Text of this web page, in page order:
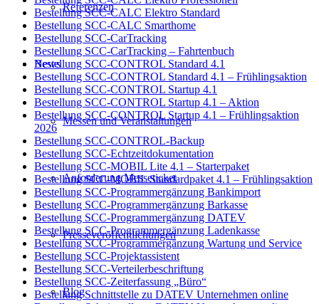
Referenzen
News
Messen und Veranstaltungen
Anforderung Messeticket
Presseveröffentlichungen
Blog
Bestellung SCC-CALC Elektro Standard
Bestellung SCC-CALC Smarthome
Bestellung SCC-CarTracking
Bestellung SCC-CarTracking – Fahrtenbuch
Bestellung SCC-CONTROL Standard 4.1
Bestellung SCC-CONTROL Standard 4.1 – Frühlingsaktion
Bestellung SCC-CONTROL Startup 4.1
Bestellung SCC-CONTROL Startup 4.1 – Aktion
Bestellung SCC-CONTROL Startup 4.1 – Frühlingsaktion
2026
Bestellung SCC-CONTROL-Backup
Bestellung SCC-Echtzeitdokumentation
Bestellung SCC-MOBIL Lite 4.1 – Starterpaket
Bestellung SCC-MOBIL Standardpaket 4.1 – Frühlingsaktion
Bestellung SCC-Programmergänzung Bankimport
Bestellung SCC-Programmergänzung Barkasse
Bestellung SCC-Programmergänzung DATEV
Bestellung SCC-Programmergänzung Ladenkasse
Bestellung SCC-Programmergänzung Wartung und Service
Bestellung SCC-Projektassistent
Bestellung SCC-Verteilerbeschriftung
Bestellung SCC-Zeiterfassung „Büro“
Bestellung Schnittstelle zu DATEV Unternehmen online